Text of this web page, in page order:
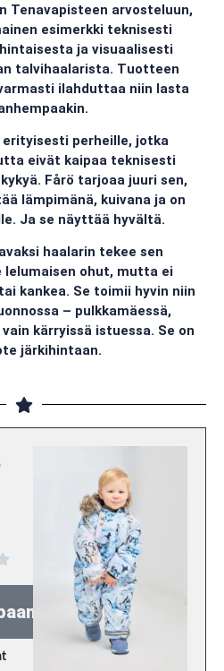
Tenavapisteen arvosteluun,
esimerkki teknisesti
ja visuaalisesti
talvihaalarista. Tuotteen
ilahduttaa niin lasta
erityisesti perheille, jotka
eivät kaipaa teknisesti
Fårö tarjoaa juuri sen,
lämpimänä, kuivana ja on
Ja se näyttää hyvältä.
haalarin tekee sen
lelumaisen ohut, mutta ei
kankea. Se toimii hyvin niin
– pulkkamäessä,
kärryissä istuessa. Se on
järkihintaan.